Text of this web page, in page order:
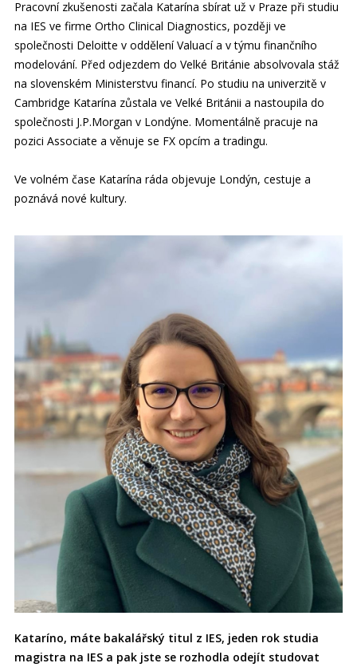
Pracovní zkušenosti začala Katarína sbírat už v Praze při studiu
na IES ve firme Ortho Clinical Diagnostics, později ve
společnosti Deloitte v oddělení Valuací a v týmu finančního
modelování. Před odjezdem do Velké Británie absolvovala stáž
na slovenském Ministerstvu financí. Po studiu na univerzitě v
Cambridge Katarína zůstala ve Velké Británii a nastoupila do
společnosti J.P.Morgan v Londýne. Momentálně pracuje na
pozici Associate a věnuje se FX opcím a tradingu.
Ve volném čase Katarína ráda objevuje Londýn, cestuje a
poznává nové kultury.
Kataríno, máte bakalářský titul z IES, jeden rok studia
magistra na IES a pak jste se rozhodla odejít studovat